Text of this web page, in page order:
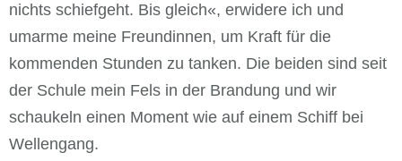
nichts schiefgeht. Bis gleich«, erwidere ich und
umarme meine Freundinnen, um Kraft für die
kommenden Stunden zu tanken. Die beiden sind seit
der Schule mein Fels in der Brandung und wir
schaukeln einen Moment wie auf einem Schiff bei
Wellengang.